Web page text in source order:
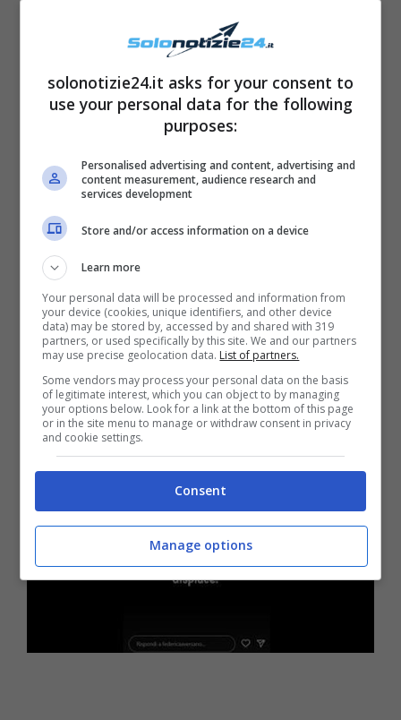
dato la possibilità a tutti i suoi fans di
privata. Le è stato così domandato cosa ne
pensasse dei rumours che stanno circolando
come noi tutte dalle ultime notizie“, ha infatti
Federica ha risposto esprimendo il suo punto
di vista e affermando: “Sono tutte così le
domande.Falsissimo, non ho mai gioito per i
momenti difficili di altri. Anzi me ne
dispiace“.
solonotizie24.it asks for your consent to
use your personal data for the following
purposes:
Personalised advertising and content, advertising and
content measurement, audience research and
services development
Store and/or access information on a device
Learn more
Your personal data will be processed and information from
your device (cookies, unique identifiers, and other device
data) may be stored by, accessed by and shared with 319
partners, or used specifically by this site. We and our partners
may use precise geolocation data. List of partners.
Some vendors may process your personal data on the basis
of legitimate interest, which you can object to by managing
your options below. Look for a link at the bottom of this page
or in the site menu to manage or withdraw consent in privacy
and cookie settings.
Consent
Manage options